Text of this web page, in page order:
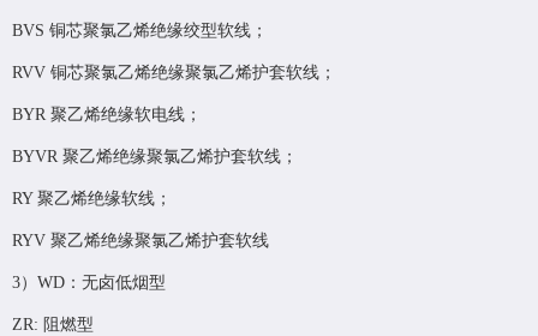
BVS 铜芯聚氯乙烯绝缘绞型软线；
RVV 铜芯聚氯乙烯绝缘聚氯乙烯护套软线；
BYR 聚乙烯绝缘软电线；
BYVR 聚乙烯绝缘聚氯乙烯护套软线；
RY 聚乙烯绝缘软线；
RYV 聚乙烯绝缘聚氯乙烯护套软线
3）WD：无卤低烟型
ZR: 阻燃型